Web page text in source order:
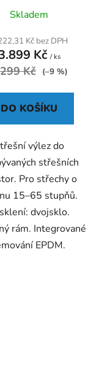
hodnocení
produktu
je
4,3
5
Skladem
Kč bez DPH
Kč / ks
Kč (–9 %)
DO KOŠÍKU
výlez do
střešních
Pro střechy o
15–65 stupňů.
dvojsklo.
rám. Integrované
EPDM.